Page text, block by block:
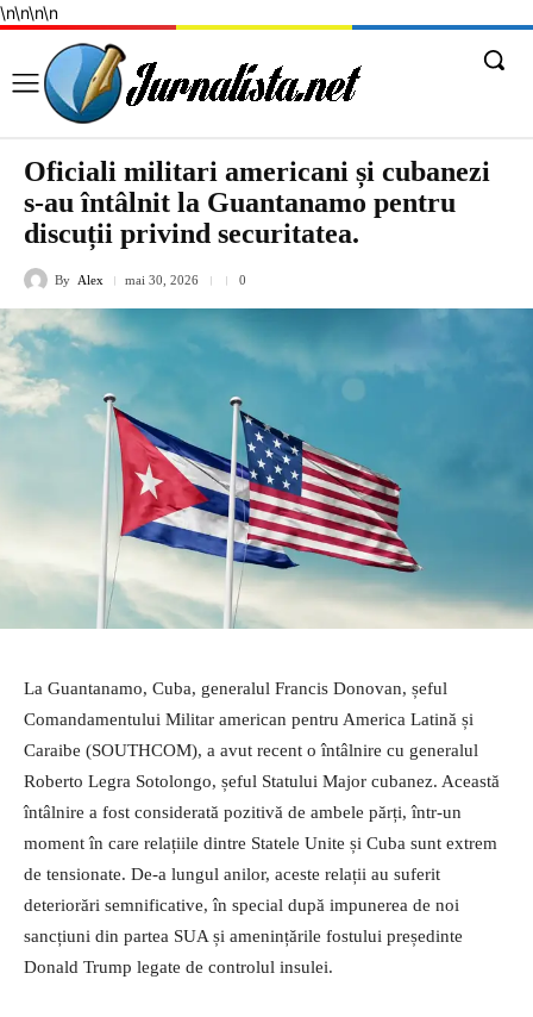
\n\n\n\n
Oficiali militari americani și cubanezi
s-au întâlnit la Guantanamo pentru
discuții privind securitatea.
By Alex mai 30, 2026 0
La Guantanamo, Cuba, generalul Francis Donovan, șeful
Comandamentului Militar american pentru America Latină și
Caraibe (SOUTHCOM), a avut recent o întâlnire cu generalul
Roberto Legra Sotolongo, șeful Statului Major cubanez. Această
întâlnire a fost considerată pozitivă de ambele părți, într-un
moment în care relațiile dintre Statele Unite și Cuba sunt extrem
de tensionate. De-a lungul anilor, aceste relații au suferit
deteriorări semnificative, în special după impunerea de noi
sancțiuni din partea SUA și amenințările fostului președinte
Donald Trump legate de controlul insulei.